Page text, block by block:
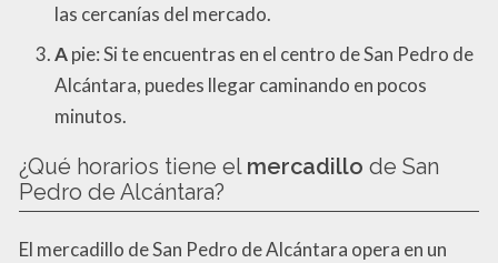
las cercanías del mercado.
Apie: Si te encuentras en el centro de San Pedro de
Alcántara, puedes llegar caminando en pocos
minutos.
¿Qué horarios tiene el mercadillo de San
Pedro de Alcántara?
El mercadillo de San Pedro de Alcántara opera en un